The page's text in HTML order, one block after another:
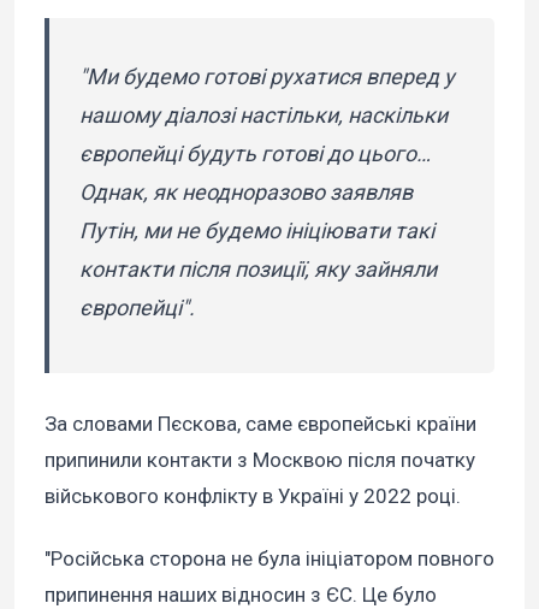
"Ми будемо готові рухатися вперед у
нашому діалозі настільки, наскільки
європейці будуть готові до цього…
Однак, як неодноразово заявляв
Путін, ми не будемо ініціювати такі
контакти після позиції, яку зайняли
європейці".
За словами Пєскова, саме європейські країни
припинили контакти з Москвою після початку
військового конфлікту в Україні у 2022 році.
"Російська сторона не була ініціатором повного
припинення наших відносин з ЄС. Це було